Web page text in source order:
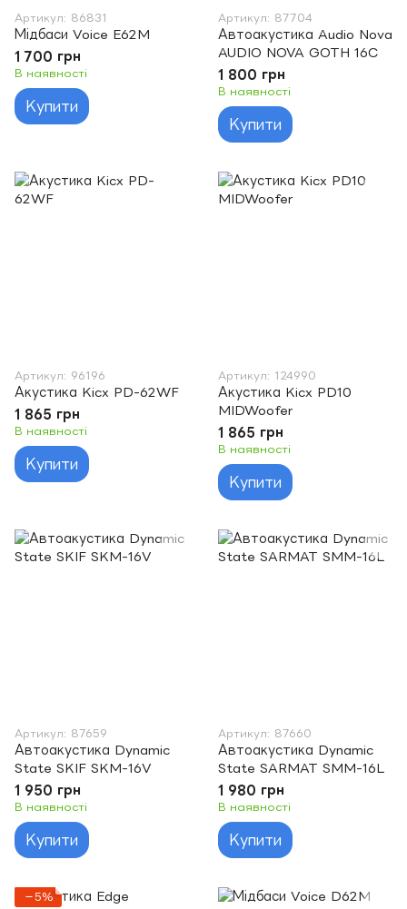
Артикул: 86831
Мідбаси Voice E62M
1 700 грн
В наявності
Купити
Артикул: 87704
Автоакустика Audio Nova
AUDIO NOVA GOTH 16C
1 800 грн
В наявності
Купити
Артикул: 96196
Акустика Kicx PD-62WF
1 865 грн
В наявності
Купити
Артикул: 124990
Акустика Kicx PD10
MIDWoofer
1 865 грн
В наявності
Купити
Артикул: 87659
Автоакустика Dynamic
State SKIF SKM-16V
1 950 грн
В наявності
Купити
Артикул: 87660
Автоакустика Dynamic
State SARMAT SMM-16L
1 980 грн
В наявності
Купити
−5%